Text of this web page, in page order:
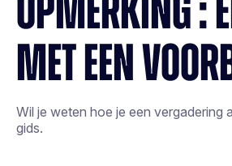
OPMERKING :
MET EEN
Wil je weten hoe je een vergadering
gids.